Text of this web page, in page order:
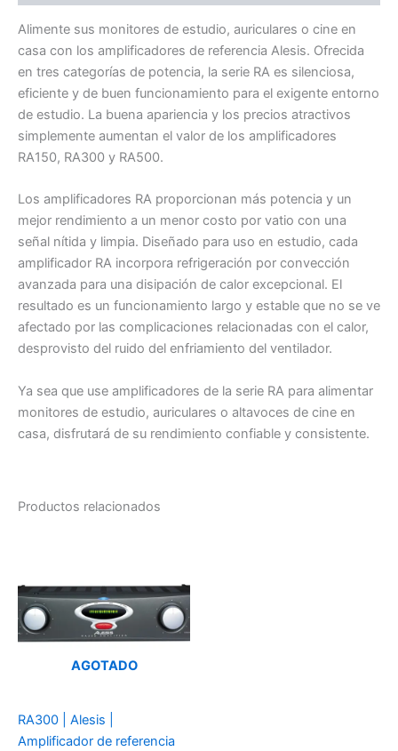
Alimente sus monitores de estudio, auriculares o cine en
casa con los amplificadores de referencia Alesis. Ofrecida
en tres categorías de potencia, la serie RA es silenciosa,
eficiente y de buen funcionamiento para el exigente entorno
de estudio. La buena apariencia y los precios atractivos
simplemente aumentan el valor de los amplificadores
RA150, RA300 y RA500.
Los amplificadores RA proporcionan más potencia y un
mejor rendimiento a un menor costo por vatio con una
señal nítida y limpia. Diseñado para uso en estudio, cada
amplificador RA incorpora refrigeración por convección
avanzada para una disipación de calor excepcional. El
resultado es un funcionamiento largo y estable que no se ve
afectado por las complicaciones relacionadas con el calor,
desprovisto del ruido del enfriamiento del ventilador.
Ya sea que use amplificadores de la serie RA para alimentar
monitores de estudio, auriculares o altavoces de cine en
casa, disfrutará de su rendimiento confiable y consistente.
Productos relacionados
AGOTADO
RA300 | Alesis |
Amplificador de referencia